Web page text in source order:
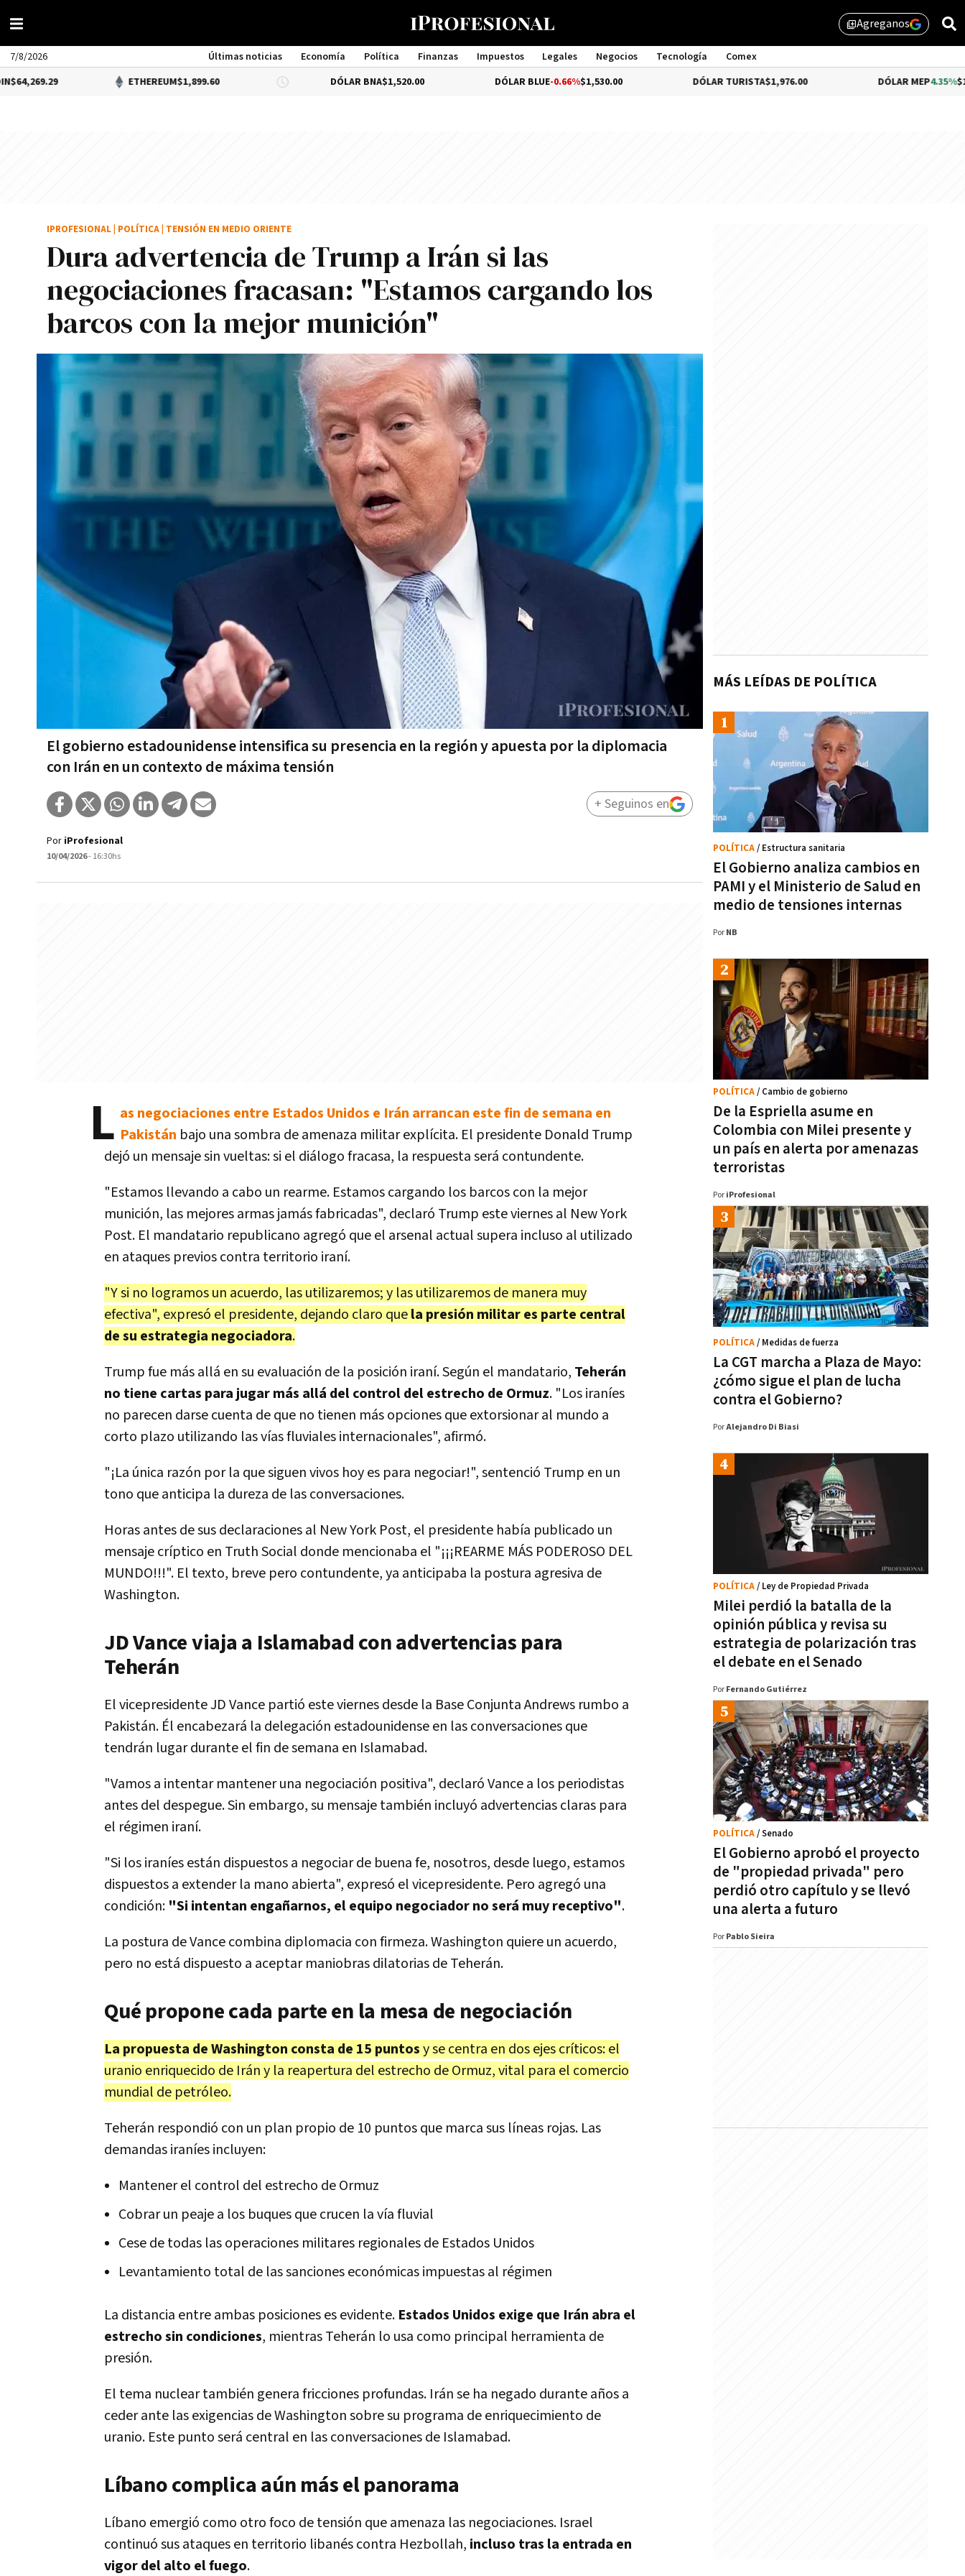
library_addAgreganos
7/8/2026 Últimas noticias Economía Política Finanzas Impuestos Legales Negocios Tecnología
Comex
Management
ETHEREUM $1,899.60 DÓLAR BNA$1,520.00 DÓLAR BLUE-0.66%$1,530.00 DÓLAR TURISTA$1,976.00 DÓLAR MEP4.35%$1,579.46
Dura advertencia de Trump a Irán si las
negociaciones fracasan: "Estamos cargando los
barcos con la mejor munición"
El gobierno estadounidense intensifica su presencia en la región y apuesta por la diplomacia
con Irán en un contexto de máxima tensión
IPROFESIONAL POLÍTICA TENSIÓN EN MEDIO ORIENTE
Por iProfesional
10/04/2026- 16:30hs
+ Seguinos en
L as negociaciones entre Estados Unidos e Irán arrancan este fin de semana en
Pakistán bajo una sombra de amenaza militar explícita. El presidente Donald Trump
dejó un mensaje sin vueltas: si el diálogo fracasa, la respuesta será contundente.
"Estamos llevando a cabo un rearme. Estamos cargando los barcos con la mejor
munición, las mejores armas jamás fabricadas", declaró Trump este viernes al New York
Post. El mandatario republicano agregó que el arsenal actual supera incluso al utilizado
en ataques previos contra territorio iraní.
"Y si no logramos un acuerdo, las utilizaremos; y las utilizaremos de manera muy
efectiva", expresó el presidente, dejando claro quela presión militar es parte central
de su estrategia negociadora.
Trump fue más allá en su evaluación de la posición iraní. Según el mandatario, Teherán
no tiene cartas para jugar más allá del control del estrecho de Ormuz. "Los iraníes
no parecen darse cuenta de que no tienen más opciones que extorsionar al mundo a
corto plazo utilizando las vías fluviales internacionales", afirmó.
"¡La única razón por la que siguen vivos hoy es para negociar!", sentenció Trump en un
tono que anticipa la dureza de las conversaciones.
Horas antes de sus declaraciones al New York Post, el presidente había publicado un
mensaje críptico en Truth Social donde mencionaba el "¡¡¡REARME MÁS PODEROSO DEL
MUNDO!!!". El texto, breve pero contundente, ya anticipaba la postura agresiva de
Washington.
JD Vance viaja a Islamabad con advertencias para
Teherán
El vicepresidente JD Vance partió este viernes desde la Base Conjunta Andrews rumbo a
Pakistán. Él encabezará la delegación estadounidense en las conversaciones que
tendrán lugar durante el fin de semana en Islamabad.
"Vamos a intentar mantener una negociación positiva", declaró Vance a los periodistas
antes del despegue. Sin embargo, su mensaje también incluyó advertencias claras para
el régimen iraní.
"Si los iraníes están dispuestos a negociar de buena fe, nosotros, desde luego, estamos
dispuestos a extender la mano abierta", expresó el vicepresidente. Pero agregó una
condición: "Si intentan engañarnos, el equipo negociador no será muy receptivo".
La postura de Vance combina diplomacia con firmeza. Washington quiere un acuerdo,
pero no está dispuesto a aceptar maniobras dilatorias de Teherán.
Qué propone cada parte en la mesa de negociación
La propuesta de Washington consta de 15 puntosy se centra en dos ejes críticos: el
uranio enriquecido de Irán y la reapertura del estrecho de Ormuz, vital para el comercio
mundial de petróleo.
Teherán respondió con un plan propio de 10 puntos que marca sus líneas rojas. Las
demandas iraníes incluyen:
Mantener el control del estrecho de Ormuz
Cobrar un peaje a los buques que crucen la vía fluvial
Cese de todas las operaciones militares regionales de Estados Unidos
Levantamiento total de las sanciones económicas impuestas al régimen
La distancia entre ambas posiciones es evidente. Estados Unidos exige que Irán abra el
estrecho sin condiciones, mientras Teherán lo usa como principal herramienta de
presión.
El tema nuclear también genera fricciones profundas. Irán se ha negado durante años a
ceder ante las exigencias de Washington sobre su programa de enriquecimiento de
uranio. Este punto será central en las conversaciones de Islamabad.
Líbano complica aún más el panorama
Líbano emergió como otro foco de tensión que amenaza las negociaciones. Israel
continuó sus ataques en territorio libanés contra Hezbollah, incluso tras la entrada en
vigor del alto el fuego.
MÁS LEÍDAS DE POLÍTICA
El Gobierno analiza cambios en
PAMI y el Ministerio de Salud en
medio de tensiones internas
POLÍTICA/ Estructura sanitaria
Por NB
De la Espriella asume en
Colombia con Milei presente y
un país en alerta por amenazas
terroristas
POLÍTICA/ Cambio de gobierno
Por iProfesional
La CGT marcha a Plaza de Mayo:
¿cómo sigue el plan de lucha
contra el Gobierno?
POLÍTICA/ Medidas de fuerza
PorAlejandro Di Biasi
Milei perdió la batalla de la
opinión pública y revisa su
estrategia de polarización tras
el debate en el Senado
POLÍTICA/ Ley de Propiedad Privada
Por Fernando Gutiérrez
El Gobierno aprobó el proyecto
de "propiedad privada" pero
perdió otro capítulo y se llevó
una alerta a futuro
POLÍTICA/ Senado
Por Pablo Sieira